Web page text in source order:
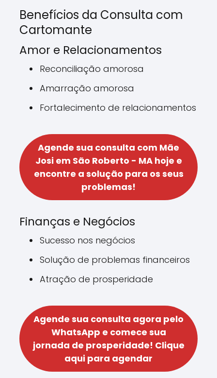
Benefícios da Consulta com
Cartomante
Amor e Relacionamentos
Reconciliação amorosa
Amarração amorosa
Fortalecimento de relacionamentos
Agende sua consulta com Mãe
Josi em São Roberto - MA hoje e
encontre a solução para os seus
problemas!
Finanças e Negócios
Sucesso nos negócios
Solução de problemas financeiros
Atração de prosperidade
Agende sua consulta agora pelo
WhatsApp e comece sua
jornada de prosperidade! Clique
aqui para agendar